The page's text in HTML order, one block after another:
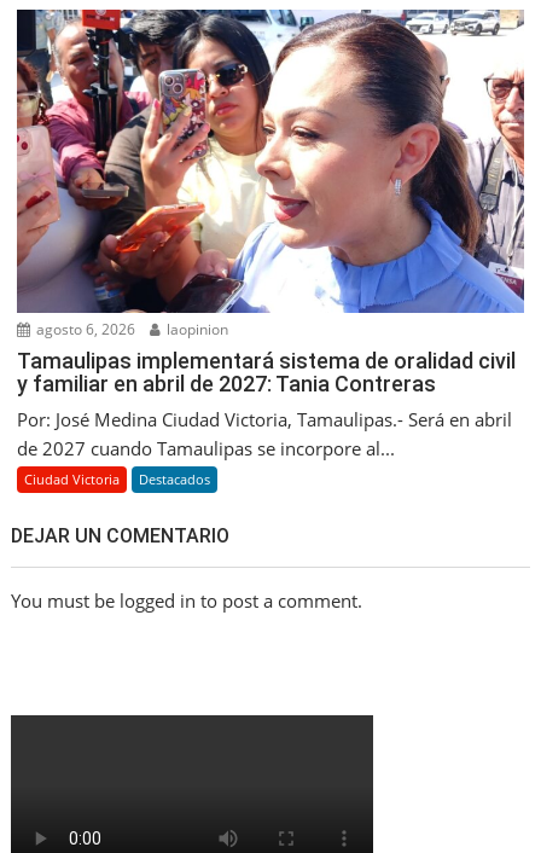
agosto 6, 2026 laopinion
Tamaulipas implementará sistema de oralidad civil
y familiar en abril de 2027: Tania Contreras
Por: José Medina Ciudad Victoria, Tamaulipas.- Será en abril
de 2027 cuando Tamaulipas se incorpore al...
Ciudad Victoria Destacados
DEJAR UN COMENTARIO
You must be logged in to post a comment.